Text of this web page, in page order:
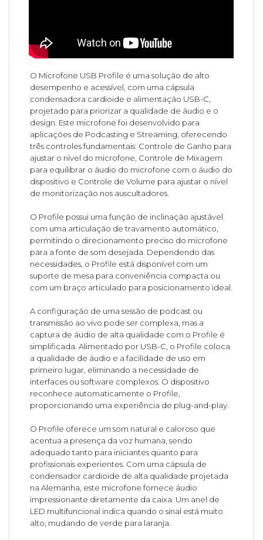
O Microfone USB Profile é uma solução de alto
desempenho e acessível, com uma cápsula
condensadora cardioide e alimentação USB-C,
projetado para priorizar a qualidade de áudio e o
design. Este microfone foi desenvolvido para
aplicações de Podcasting e Streaming, oferecendo
três controles fundamentais: Controle de Ganho para
ajustar o nível do microfone, Controle de Mixagem
para equilibrar o áudio do microfone com o áudio do
dispositivo e Controle de Volume para ajustar o nível
de monitorização nos auscultadores.
O Profile possui uma função de inclinação ajustável
com uma articulação de travamento automático,
permitindo o direcionamento preciso do microfone
para a fonte de som desejada. Dependendo das
necessidades, o Profile está disponível com um
suporte de mesa para conveniência compacta ou
com um braço articulado para posicionamento ideal.
A configuração de uma sessão de podcast ou
transmissão ao vivo pode ser complexa, mas a
captura de áudio de alta qualidade com o Profile é
simplificada. Alimentado por USB-C, o Profile coloca
a qualidade de áudio e a facilidade de uso em
primeiro lugar, eliminando a necessidade de
interfaces ou software complexos. O dispositivo
reconhece automaticamente o Profile,
proporcionando uma experiência de plug-and-play.
O Profile oferece um som natural e caloroso que
acentua a presença da voz humana, sendo
adequado tanto para iniciantes quanto para
profissionais experientes. Com uma cápsula de
condensador cardioide de alta qualidade projetada
na Alemanha, este microfone fornece áudio
impressionante diretamente da caixa. Um anel de
LED multifuncional indica quando o sinal está muito
alto, mudando de verde para laranja.